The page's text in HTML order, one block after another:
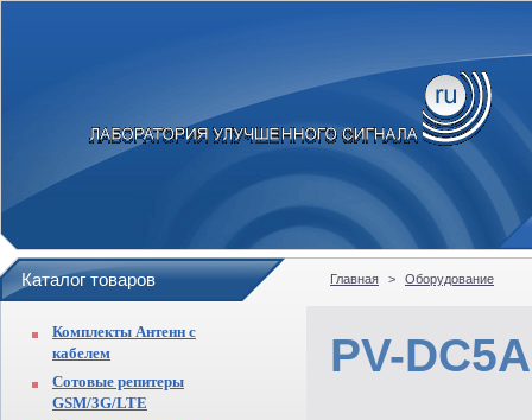
Каталог товаров
Комплекты Антенн с
кабелем
Сотовые репитеры
GSM/3G/LTE
Главная > Оборудование
PV-